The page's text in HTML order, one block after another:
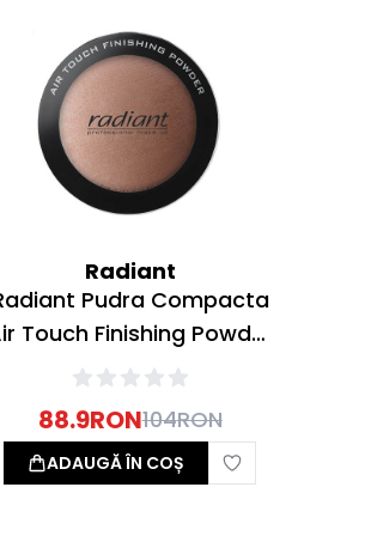
Radiant
Pudra Compacta
Touch Finishing Powder
03 Light Tan 6g
88.9RON104RON
ADAUGĂ ÎN COȘ